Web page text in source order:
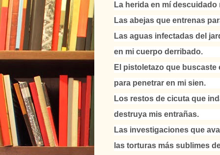
La herida en mí descuidado
Las abejas que entrenas
Las aguas infectadas del
en mi cuerpo derribado.
El pistoletazo que buscaste
para penetrar en mi sien.
Los restos de cicuta que
destruya mis entrañas.
Las investigaciones que
las torturas más sublimes